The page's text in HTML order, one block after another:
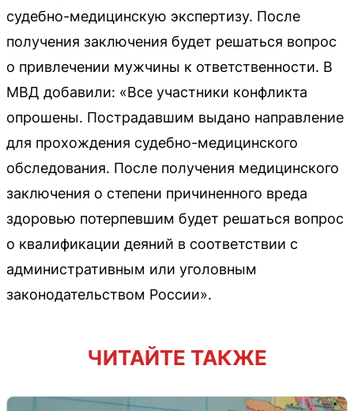
судебно-медицинскую экспертизу. После
получения заключения будет решаться вопрос
о привлечении мужчины к ответственности. В
МВД добавили: «Все участники конфликта
опрошены. Пострадавшим выдано направление
для прохождения судебно-медицинского
обследования. После получения медицинского
заключения о степени причиненного вреда
здоровью потерпевшим будет решаться вопрос
о квалификации деяний в соответствии с
административным или уголовным
законодательством России».
ЧИТАЙТЕ ТАКЖЕ